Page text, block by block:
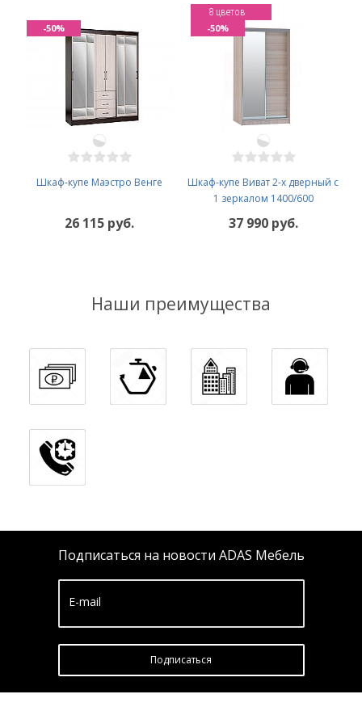
Шкаф-купе Маэстро Венге
26 115 руб.
-50%
Шкаф-купе Виват 2-х дверный с
1 зеркалом 1400/600
8 цветов
37 990 руб.
-50%
Наши преимущества
Подписаться на новости ADAS Мебель
E-mail
Подписатьcя